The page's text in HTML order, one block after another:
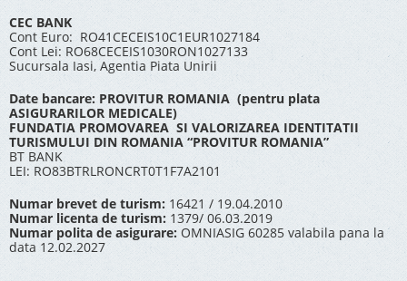
CEC BANK
Cont Euro: RO41CECEIS10C1EUR1027184
Cont Lei: RO68CECEIS1030RON1027133
Sucursala Iasi, Agentia Piata Unirii
Date bancare: PROVITUR ROMANIA (pentru plata
ASIGURARILOR MEDICALE)
FUNDATIA PROMOVAREA SI VALORIZAREA IDENTITATII
TURISMULUI DIN ROMANIA “PROVITUR ROMANIA”
BT BANK
LEI: RO83BTRLRONCRT0T1F7A2101
Numar brevet de turism: 16421 / 19.04.2010
Numar licenta de turism: 1379/ 06.03.2019
Numar polita de asigurare: OMNIASIG 60285 valabila pana la
data 12.02.2027